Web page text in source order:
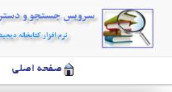
صفحه اصلی